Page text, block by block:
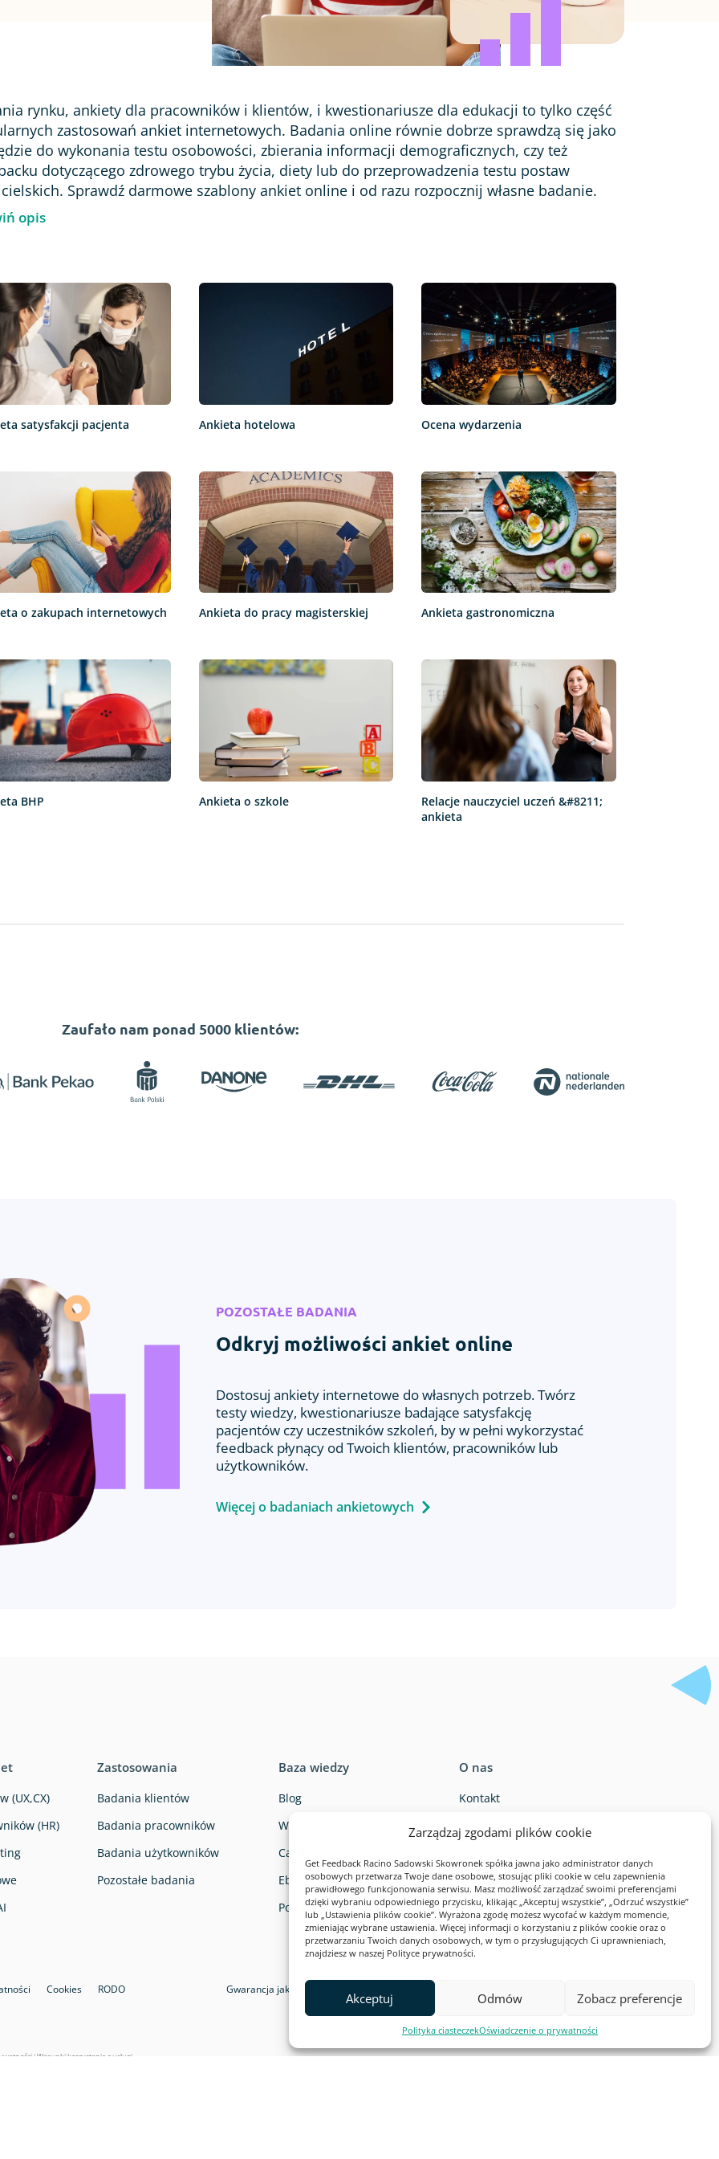
Zarządzaj zgodami plików cookie
Get Feedback Racino Sadowski Skowronek spółka jawna jako administrator danych
osobowych przetwarza Twoje dane osobowe, stosując pliki cookie w celu zapewnienia
prawidłowego funkcjonowania serwisu. Masz możliwość zarządzać swoimi preferencjami
dzięki wybraniu odpowiedniego przycisku, klikając „Akceptuj wszystkie”, „Odrzuć wszystkie”
lub „Ustawienia plików cookie”. Wyrażona zgodę możesz wycofać w każdym momencie,
zmieniając wybrane ustawienia. Więcej informacji o korzystaniu z plików cookie oraz o
przetwarzaniu Twoich danych osobowych, w tym o przysługujących Ci uprawnieniach,
znajdziesz w naszej Polityce prywatności.
Akceptuj Odmów Zobacz preferencje
Polityka ciasteczekOświadczenie o prywatności
rynku, ankiety dla pracowników i klientów, i kwestionariusze dla edukacji to tylko część
zastosowań ankiet internetowych. Badania online równie dobrze sprawdzą się jako
do wykonania testu osobowości, zbierania informacji demograficznych, czy też
dotyczącego zdrowego trybu życia, diety lub do przeprowadzenia testu postaw
Sprawdź darmowe szablony ankiet online i od razu rozpocznij własne badanie.
opis
satysfakcji pacjenta Ankieta hotelowa Ocena wydarzenia
o zakupach internetowych Ankieta do pracy magisterskiej Ankieta gastronomiczna
BHP Ankieta o szkole
Relacje nauczyciel uczeń &#8211;
ankieta
Zaufało nam ponad 5000 klientów:
POZOSTAŁE BADANIA
Odkryj możliwości ankiet online
Dostosuj ankiety internetowe do własnych potrzeb. Twórz
testy wiedzy, kwestionariusze badające satysfakcję
pacjentów czy uczestników szkoleń, by w pełni wykorzystać
feedback płynący od Twoich klientów, pracowników lub
użytkowników.
Więcej o badaniach ankietowych
(UX,CX)
(HR)
Zastosowania
Badania klientów
Badania pracowników
Badania użytkowników
Pozostałe badania
Baza wiedzy
Blog
Webinary
Case Studies
Ebooki
Pomoc
O nas
Kontakt
Opinie klientów
Deklaracja dostępności
Gwarancja jakości i bezpieczeństwa:
Cookies RODO
iWarunki korzystania z usługi